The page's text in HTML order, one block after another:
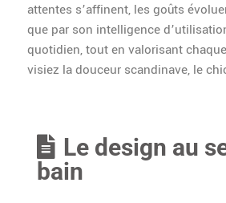
attentes s’affinent, les goûts
que par son intelligence
quotidien, tout en valorisant
visiez la douceur scandinave, le
Le design au
bain